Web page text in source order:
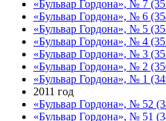
«Бульвар Гордона», № 7
«Бульвар Гордона», № 6
«Бульвар Гордона», № 5
«Бульвар Гордона», № 4
«Бульвар Гордона», № 3
«Бульвар Гордона», № 2
«Бульвар Гордона», № 1
2011 год
«Бульвар Гордона», № 52
«Бульвар Гордона», № 51